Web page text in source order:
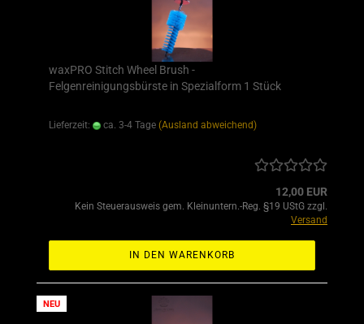
waxPRO Stitch Wheel Brush -
Felgenreinigungsbürste in Spezialform 1 Stück
Lieferzeit: ca. 3-4 Tage (Ausland abweichend)
12,00 EUR
Kein Steuerausweis gem. Kleinuntern.-Reg. §19 UStG zzgl.
Versand
IN DEN WARENKORB
NEU